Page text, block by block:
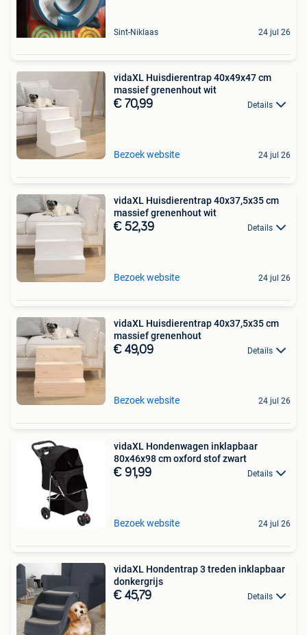
Sint-Niklaas 24 jul 26
vidaXL Huisdierentrap 40x49x47 cm
massief grenenhout wit
€ 70,99 Details
Bezoek website 24 jul 26
vidaXL Huisdierentrap 40x37,5x35 cm
massief grenenhout wit
€ 52,39 Details
Bezoek website 24 jul 26
vidaXL Huisdierentrap 40x37,5x35 cm
massief grenenhout
€ 49,09 Details
Bezoek website 24 jul 26
vidaXL Hondenwagen inklapbaar
80x46x98 cm oxford stof zwart
€ 91,99 Details
Bezoek website 24 jul 26
vidaXL Hondentrap 3 treden inklapbaar
donkergrijs
€ 45,79 Details